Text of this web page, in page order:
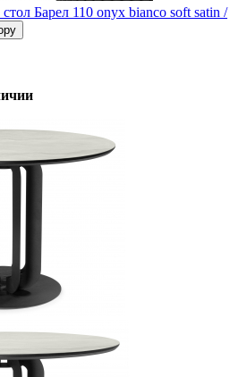
Барел 110 onyx bianco soft satin /